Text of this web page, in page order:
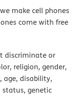
make cell phones
come with free
discriminate or
religion, gender,
age, disability,
genetic